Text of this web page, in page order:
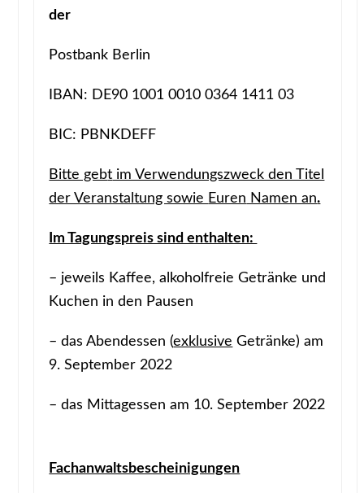
der
Postbank Berlin
IBAN: DE90 1001 0010 0364 1411 03
BIC: PBNKDEFF
Bitte gebt im Verwendungszweck den Titel
der Veranstaltung sowie Euren Namen an.
Im Tagungspreis sind enthalten:
– jeweils Kaffee, alkoholfreie Getränke und
Kuchen in den Pausen
– das Abendessen (exklusive Getränke) am
9. September 2022
– das Mittagessen am 10. September 2022
Fachanwaltsbescheinigungen